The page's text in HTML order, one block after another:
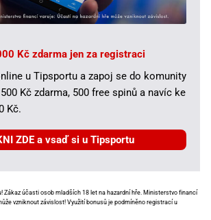
Kč zdarma jen za registraci
u Tipsportu a zapoj se do komunity
Kč zdarma, 500 free spinů a navíc ke
Kč.
ZDE a vsaď si u Tipsportu
Zákaz účasti osob mladších 18 let na hazardní hře. Ministerstvo financí
vzniknout závislost! Využití bonusů je podmíněno registrací u